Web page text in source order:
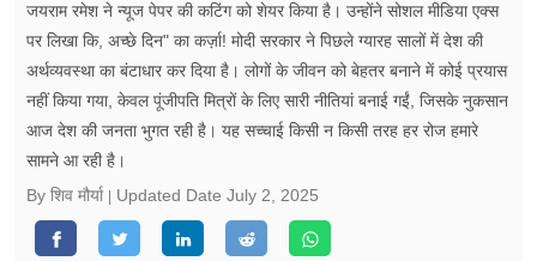
गैलरी
वीडियो
रिलेशनशिप
जीवन मंत्रा
फूड
जयराम रमेश ने न्यूज पेपर की कटिंग को शेयर किया है। उन्होंने सोशल मीडिया एक्स
पर लिखा कि, अच्छे दिन" का कर्ज़ा! मोदी सरकार ने पिछले ग्यारह सालों में देश की
अर्थव्यवस्था का बंटाधार कर दिया है। लोगों के जीवन को बेहतर बनाने में कोई प्रयास
नहीं किया गया, केवल पूंजीपति मित्रों के लिए सारी नीतियां बनाई गईं, जिसके नुकसान
आज देश की जनता भुगत रही है। यह सच्चाई किसी न किसी तरह हर रोज हमारे
सामने आ रही है।
By शिव मौर्या
Updated Date July 2, 2025